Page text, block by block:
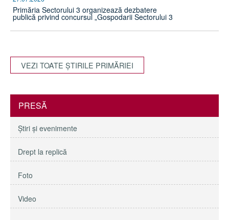
Primăria Sectorului 3 organizează dezbatere
publică privind concursul „Gospodarii Sectorului 3
VEZI TOATE ŞTIRILE PRIMĂRIEI
PRESĂ
Ştiri şi evenimente
Drept la replică
Foto
Video